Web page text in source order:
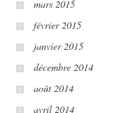
mars 2015
février 2015
janvier 2015
décembre 2014
août 2014
avril 2014